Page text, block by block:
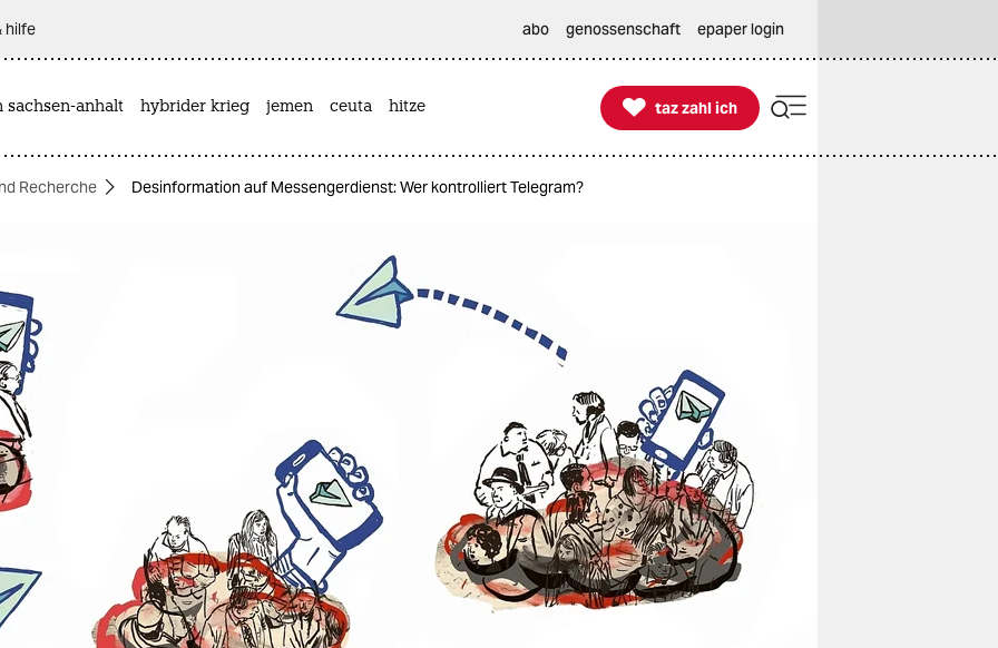
hilfe abo genossenschaft epaper login
sachsen-anhalt hybrider krieg jemen ceuta hitze 
taz zahl ich
taz zahl ich
Recherche Desinformation auf Messengerdienst: Wer kontrolliert Telegram?